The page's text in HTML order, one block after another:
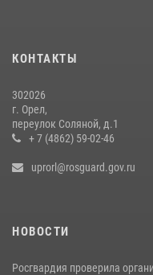
15 июля 2026, 14:49
КОНТАКТЫ
302026
г. Орел,
переулок Соляной, д.1
+ 7 (4862) 59-02-46
uprorl@rosguard.gov.ru
НОВОСТИ
Росгвардия проверила